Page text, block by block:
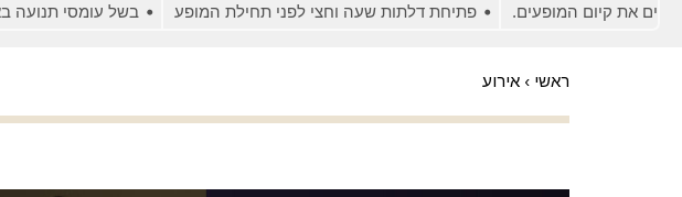
קיום המופעים. פתיחת דלתות שעה וחצי לפני תחילת המופע בשל עומסי תנועה באזור
ראשי › אירוע